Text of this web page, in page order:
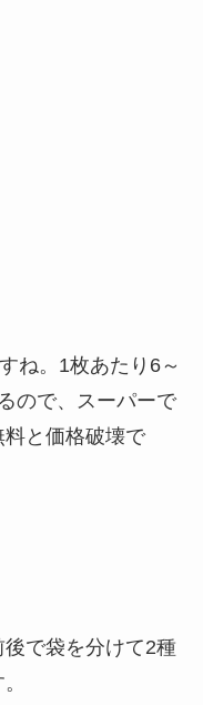
ね。1枚あたり6～
ので、スーパーで
と価格破壊で
で袋を分けて2種